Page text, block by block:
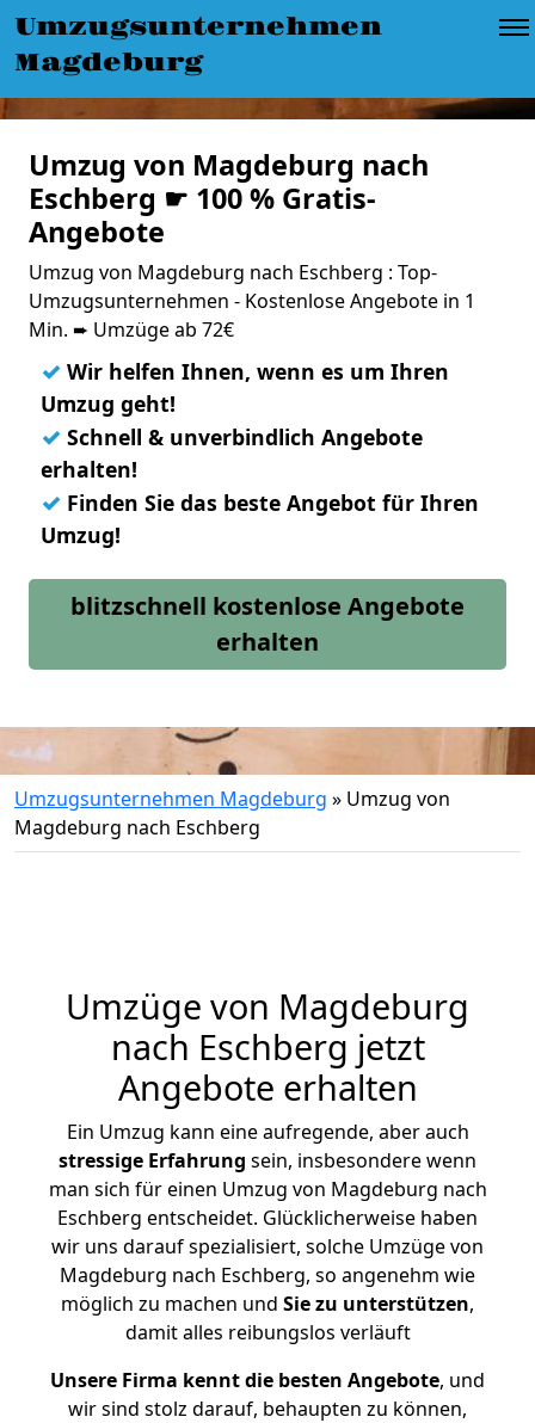
Umzugsunternehmen
Magdeburg
Umzug von Magdeburg nach
Eschberg ☛ 100 % Gratis-
Angebote
Umzug von Magdeburg nach Eschberg : Top-
Umzugsunternehmen - Kostenlose Angebote in 1
Min. ➨ Umzüge ab 72€
✓ Wir helfen Ihnen, wenn es um Ihren
Umzug geht!
✓ Schnell & unverbindlich Angebote
erhalten!
✓ Finden Sie das beste Angebot für Ihren
Umzug!
blitzschnell kostenlose Angebote
erhalten
Umzugsunternehmen Magdeburg » Umzug von
Magdeburg nach Eschberg
Umzüge von Magdeburg
nach Eschberg jetzt
Angebote erhalten
Ein Umzug kann eine aufregende, aber auch
stressige Erfahrung sein, insbesondere wenn
man sich für einen Umzug von Magdeburg nach
Eschberg entscheidet. Glücklicherweise haben
wir uns darauf spezialisiert, solche Umzüge von
Magdeburg nach Eschberg, so angenehm wie
möglich zu machen und Sie zu unterstützen,
damit alles reibungslos verläuft
Unsere Firma kennt die besten Angebote, und
wir sind stolz darauf, behaupten zu können,